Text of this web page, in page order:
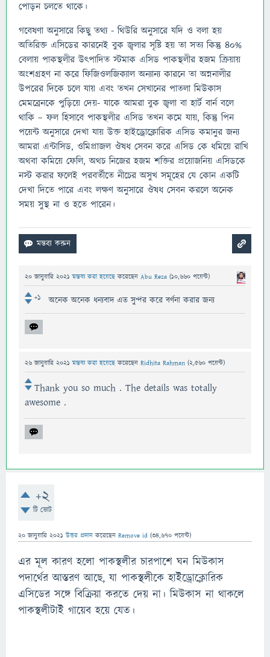
পোড়ন চলতে থাকে।
গবেষণা অনুসারে কিছু তথ্য - থিউরি অনুসারে যদি ও বলা হয়
অতিরিক্ত এসিডের কারনেই বুক জ্বলার সৃষ্টি হয় তা সত্য কিন্তু ৪০%
বেলায় পাকস্থলীর উৎপাদিত স্টমাক এসিড পাকস্থলীর হজম ক্রিয়ায়
অংশগ্রহণ না করে ফিজিওলজিক্যাল অন্যান্য কারনে তা অন্ননালীর
উপরের দিকে চলে যায় এবং তখন সেখানের পাতলা মিউকাস
মেমব্রেনকে পুড়িয়ে দেয়- যাকে আমরা বুক জ্বলা বা হার্ট বার্ন বলে
থাকি – ফল হিসাবে পাকস্থলীর এসিড তখন কমে যায়, কিন্তু পিন
পয়েন্ট অনুসারে দেখা যায় উক্ত হাইড্রোক্লোরিক এসিড কমানুর জন্য
আমরা এন্টাসিড, ওমিপ্রাজল ঔষধ সেবন করে এসিড কে ধমিয়ে রাখি
অথবা কমিয়ে ফেলি, অথচ নিজের হজম শক্তির প্রয়োজনিয় এসিডকে
নস্ট করার ফলেই পরবর্তীতে নীচের অসুখ সমূহের যে কোন একটি
দেখা দিতে পারে এবং লক্ষণ অনুসারে ঔষধ সেবন করলে অনেক
সময় সুস্থ না ও হতে পারেন।
20 জানুয়ারি 2021 মন্তব্য করা হয়েছেকরেছেন Abu Reza (10,660 পয়েন্ট)
+1 অনেক অনেক ধন্যবাদ এত সুন্দর করে বর্ণনা করার জন্য
26 জানুয়ারি 2021 মন্তব্য করা হয়েছেকরেছেন Ridhita Rahman (2,560 পয়েন্ট)
Thank you so much . The details was totally
awesome .
+2
টি ভোট
20 জানুয়ারি 2021 উত্তর প্রদান করেছেন Remove id (34,670 পয়েন্ট)
এর মূল কারণ হলো পাকস্থলীর চারপাশে ঘন মিউকাস
পদার্থের আস্তরণ আছে, যা পাকস্থলীকে হাইড্রোক্লোরিক
এসিডের সঙ্গে বিক্রিয়া করতে দেয় না। মিউকাস না থাকলে
পাকস্থলীটাই গায়েব হয়ে যেত।